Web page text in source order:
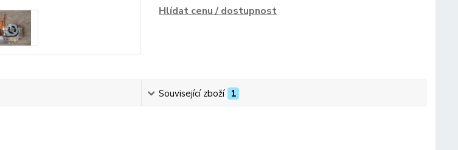
Hlídat cenu / dostupnost
Související zboží 1